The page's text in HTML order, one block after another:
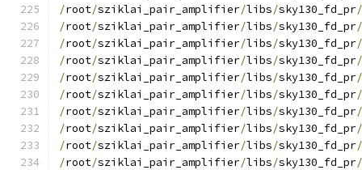
/root/sziklai_pair_amplifier/libs/sky130_fd_pr/
/root/sziklai_pair_amplifier/libs/sky130_fd_pr/
/root/sziklai_pair_amplifier/libs/sky130_fd_pr/
/root/sziklai_pair_amplifier/libs/sky130_fd_pr/
/root/sziklai_pair_amplifier/libs/sky130_fd_pr/
/root/sziklai_pair_amplifier/libs/sky130_fd_pr/
/root/sziklai_pair_amplifier/libs/sky130_fd_pr/
/root/sziklai_pair_amplifier/libs/sky130_fd_pr/
/root/sziklai_pair_amplifier/libs/sky130_fd_pr/
/root/sziklai_pair_amplifier/libs/sky130_fd_pr/